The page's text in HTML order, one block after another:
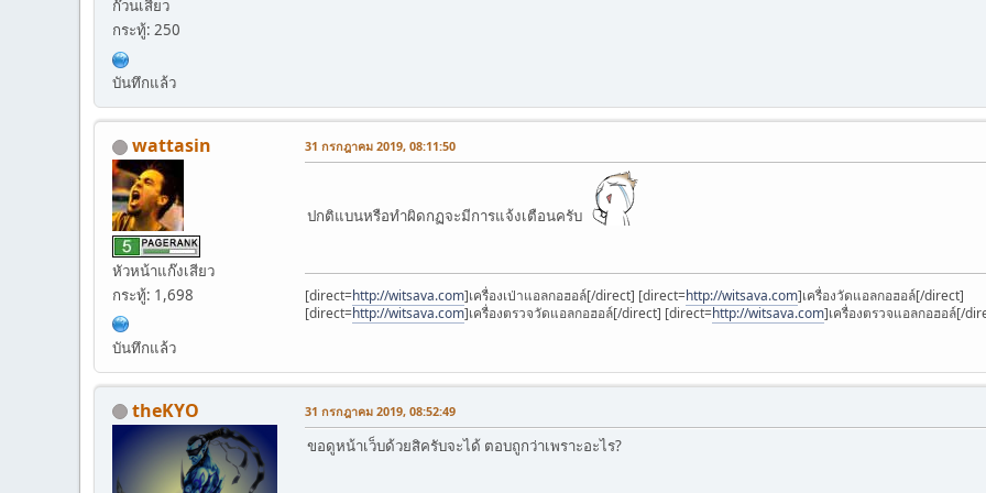
ก๊วนเสียว
กระทู้: 250
บันทึกแล้ว
wattasin
หัวหน้าแก๊งเสียว
กระทู้: 1,698
บันทึกแล้ว
31 กรกฎาคม 2019, 08:11:50
ปกติแบนหรือทำผิดกฏจะมีการแจ้งเตือนครับ
[direct=http://witsava.com]เครื่องเป่าแอลกอฮอล์[/direct] [direct=http://witsava.com]เครื่องวัดแอลกอฮอล์[/direct]
[direct=http://witsava.com]เครื่องตรวจวัดแอลกอฮอล์[/direct] [direct=http://witsava.com]เครื่องตรวจแอลกอฮอล์[/
theKYO 31 กรกฎาคม 2019, 08:52:49
ขอดูหน้าเว็บด้วยสิครับจะได้ ตอบถูกว่าเพราะอะไร?